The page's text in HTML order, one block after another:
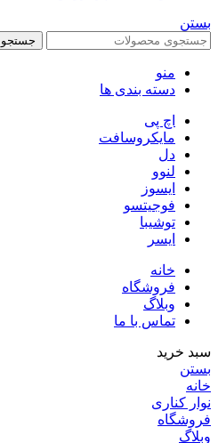
بستن
جستجو
منو
دسته بندی ها
اچ پی
مایکروسافت
دل
لنوو
ایسوز
فوجیتسو
توشیبا
ایسر
خانه
فروشگاه
وبلاگ
تماس با ما
سبد خرید
بستن
خانه
نوار کناری
فروشگاه
وبلاگ